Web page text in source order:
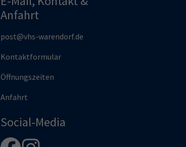
Anfahrt
post@vhs-warendorf.de
Kontaktformular
Öffnungszeiten
Anfahrt
Social-Media